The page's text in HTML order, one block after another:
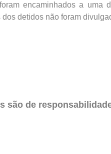
encaminhados a uma
detidos não foram
são de